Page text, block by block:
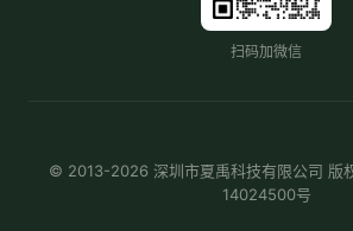
扫码加微信
© 2013-2026 深圳市夏禹科技有限公司
14024500号